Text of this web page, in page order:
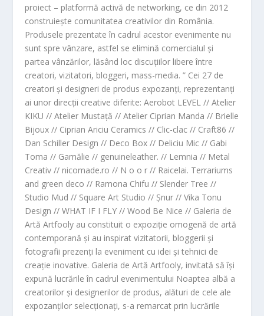
proiect – platformă activă de networking, ce din 2012
construiește comunitatea creativilor din România.
Produsele prezentate în cadrul acestor evenimente nu
sunt spre vânzare, astfel se elimină comercialul și
partea vânzărilor, lăsând loc discuțiilor libere între
creatori, vizitatori, bloggeri, mass-media. ” Cei 27 de
creatori și designeri de produs expozanți, reprezentanți
ai unor direcții creative diferite: Aerobot LEVEL // Atelier
KIKU // Atelier Mustață // Atelier Ciprian Manda // Brielle
Bijoux // Ciprian Ariciu Ceramics // Clic-clac // Craft86 //
Dan Schiller Design // Deco Box // Deliciu Mic // Gabi
Toma // Gamălie // genuineleather. // Lemnia // Metal
Creativ // nicomade.ro // N o o r // Raicelai. Terrariums
and green deco // Ramona Chifu // Slender Tree //
Studio Mud // Square Art Studio // Șnur // Vika Tonu
Design // WHAT IF I FLY // Wood Be Nice // Galeria de
Artă Artfooly au constituit o expoziție omogenă de artă
contemporană și au inspirat vizitatorii, bloggerii și
fotografii prezenți la eveniment cu idei și tehnici de
creație inovative. Galeria de Artă Artfooly, invitată să își
expună lucrările în cadrul evenimentului Noaptea albă a
creatorilor și designerilor de produs, alături de cele ale
expozanților selecționați, s-a remarcat prin lucrările